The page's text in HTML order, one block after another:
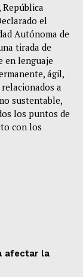
el
Autónoma de
tirada de
en lenguaje
ágil,
a
sustentable,
los puntos de
con los
afectar la